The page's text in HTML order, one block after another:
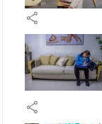
share
share